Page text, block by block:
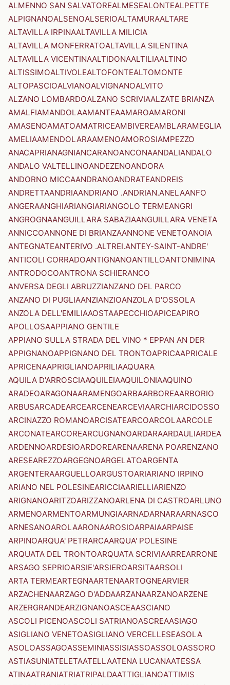
ALMENNO SAN SALVATOREALMESEALONTEALPETTE
ALPIGNANOALSENOALSERIOALTAMURAALTARE
ALTAVILLA IRPINAALTAVILLA MILICIA
ALTAVILLA MONFERRATOALTAVILLA SILENTINA
ALTAVILLA VICENTINAALTIDONAALTILIAALTINO
ALTISSIMOALTIVOLEALTOFONTEALTOMONTE
ALTOPASCIOALVIANOALVIGNANOALVITO
ALZANO LOMBARDOALZANO SCRIVIAALZATE BRIANZA
AMALFIAMANDOLAAMANTEAAMAROAMARONI
AMASENOAMATOAMATRICEAMBIVEREAMBLARAMEGLIA
AMELIAAMENDOLARAAMENOAMOROSIAMPEZZO
ANACAPRIANAGNIANCARANOANCONAANDALIANDALO
ANDALO VALTELLINOANDEZENOANDORA
ANDORNO MICCAANDRANOANDRATEANDREIS
ANDRETTAANDRIAANDRIANO .ANDRIAN.ANELAANFO
ANGERAANGHIARIANGIARIANGOLO TERMEANGRI
ANGROGNAANGUILLARA SABAZIAANGUILLARA VENETA
ANNICCOANNONE DI BRIANZAANNONE VENETOANOIA
ANTEGNATEANTERIVO .ALTREI.ANTEY-SAINT-ANDRE'
ANTICOLI CORRADOANTIGNANOANTILLOANTONIMINA
ANTRODOCOANTRONA SCHIERANCO
ANVERSA DEGLI ABRUZZIANZANO DEL PARCO
ANZANO DI PUGLIAANZIANZIOANZOLA D'OSSOLA
ANZOLA DELL'EMILIAAOSTAAPECCHIOAPICEAPIRO
APOLLOSAAPPIANO GENTILE
APPIANO SULLA STRADA DEL VINO * EPPAN AN DER
APPIGNANOAPPIGNANO DEL TRONTOAPRICAAPRICALE
APRICENAAPRIGLIANOAPRILIAAQUARA
AQUILA D'ARROSCIAAQUILEIAAQUILONIAAQUINO
ARADEOARAGONAARAMENGOARBAARBOREAARBORIO
ARBUSARCADEARCEARCENEARCEVIAARCHIARCIDOSSO
ARCINAZZO ROMANOARCISATEARCOARCOLAARCOLE
ARCONATEARCOREARCUGNANOARDARAARDAULIARDEA
ARDENNOARDESIOARDOREARENAARENA POARENZANO
ARESEAREZZOARGEGNOARGELATOARGENTA
ARGENTERAARGUELLOARGUSTOARIARIANO IRPINO
ARIANO NEL POLESINEARICCIAARIELLIARIENZO
ARIGNANOARITZOARIZZANOARLENA DI CASTROARLUNO
ARMENOARMENTOARMUNGIAARNADARNARAARNASCO
ARNESANOAROLAARONAAROSIOARPAIAARPAISE
ARPINOARQUA' PETRARCAARQUA' POLESINE
ARQUATA DEL TRONTOARQUATA SCRIVIAARREARRONE
ARSAGO SEPRIOARSIE'ARSIEROARSITAARSOLI
ARTA TERMEARTEGNAARTENAARTOGNEARVIER
ARZACHENAARZAGO D'ADDAARZANAARZANOARZENE
ARZERGRANDEARZIGNANOASCEAASCIANO
ASCOLI PICENOASCOLI SATRIANOASCREAASIAGO
ASIGLIANO VENETOASIGLIANO VERCELLESEASOLA
ASOLOASSAGOASSEMINIASSISIASSOASSOLOASSORO
ASTIASUNIATELETAATELLAATENA LUCANAATESSA
ATINAATRANIATRIATRIPALDAATTIGLIANOATTIMIS